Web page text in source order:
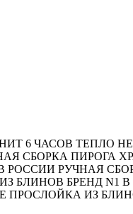
6 ЧАСОВ ТЕПЛО
СБОРКА ПИРОГА
РОССИИ РУЧНАЯ
БЛИНОВ БРЕНД N1
ПРОСЛОЙКА ИЗ